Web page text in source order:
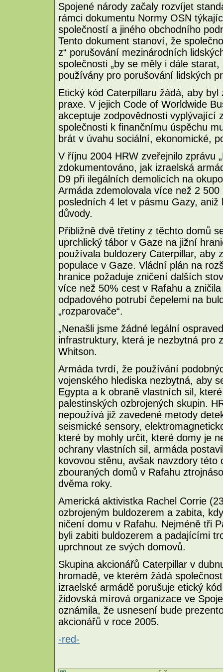
Spojené národy začaly rozvíjet
rámci dokumentu Normy OSN
společností a jiného obchodního
Tento dokument stanoví, že
z“ porušování mezinárodních
společnosti „by se měly i dále
používány pro porušování lidských
Etický kód Caterpillaru žádá, aby
praxe. V jejich Code of Worldwide
akceptuje zodpovědnosti vyplývající
společnosti k finančnímu úspěchu
brát v úvahu sociální, ekonomické,
V říjnu 2004 HRW zveřejnilo zprávu
zdokumentováno, jak izraelská
D9 při ilegálních demolicích na
Armáda zdemolovala více než 2
posledních 4 let v pásmu Gazy,
důvody.
Přibližně dvě třetiny z těchto domů
uprchlický tábor v Gaze na jižní
používala buldozery Caterpillar, aby
populace v Gaze. Vládní plán na
hranice požaduje zničení dalších
více než 50% cest v Rafahu a
odpadového potrubí čepelemi na
„rozparovače“.
„Nenašli jsme žádné legální
infrastruktury, která je nezbytná pro
Whitson.
Armáda tvrdí, že používání
vojenského hlediska nezbytná, aby
Egypta a k obraně vlastních sil,
palestinských ozbrojených skupin.
nepoužívá již zavedené metody
seismické sensory,
které by mohly určit, které domy je
ochrany vlastních sil, armáda
kovovou stěnu, avšak navzdory
zbouraných domů v Rafahu
dvěma roky.
Americká aktivistka Rachel Corrie
ozbrojeným buldozerem a zabita,
ničení domu v Rafahu. Nejméně tři
byli zabiti buldozerem a padajícími
uprchnout ze svých domovů.
Skupina akcionářů Caterpillar v
hromadě, ve kterém žádá
izraelské armádě porušuje etický
židovská mírová organizace ve
oznámila, že usnesení bude
akcionářů v roce 2005.
-red-